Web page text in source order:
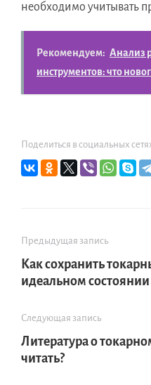
необходимо учитывать
Рекомендуем: Анализ
инструментов: что
Поделиться в социальных
Предыдущая запись
Как сохранить
идеальном состоянии
Следующая запись
Литература о
читать?